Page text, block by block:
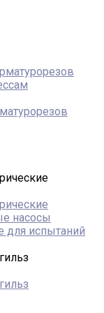
насосы
для испытаний